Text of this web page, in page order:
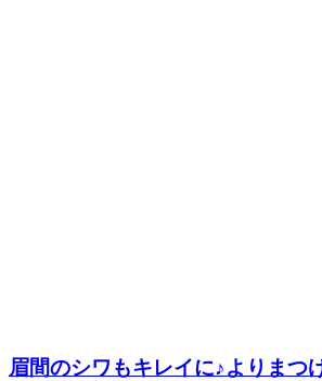
眉間のシワもキレイに♪よりまつ